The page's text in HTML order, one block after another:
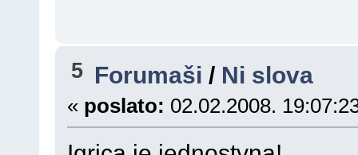
5 Forumaši / Ni slova
« poslato: 02.02.2008.